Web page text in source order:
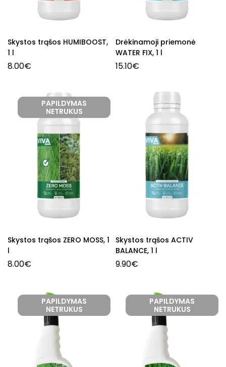
Skystos trąšos HUMIBOOST,
1 l
8.00€
Drėkinamoji priemonė
WATER FIX, 1 l
15.10€
PAPILDYMAS
NETRUKUS
Skystos trąšos ZERO MOSS, 1
l
8.00€
Skystos trąšos ACTIV
BALANCE, 1 l
9.90€
PAPILDYMAS
NETRUKUS
PAPILDYMAS
NETRUKUS